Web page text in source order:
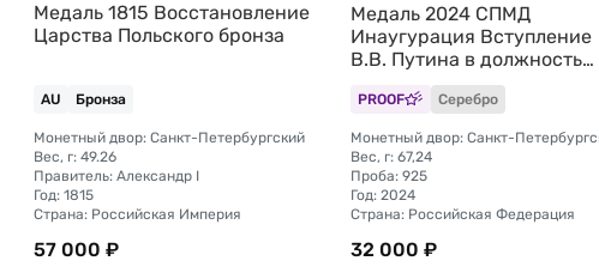
Медаль 1815 Восстановление
Царства Польского бронза
AU Бронза
Монетный двор: Санкт-Петербургский
Вес, г: 49.26
Правитель: Александр I
Год: 1815
Страна: Российская Империя
57 000 ₽
Медаль 2024 СПМД
Инаугурация Вступление
В.В. Путина в должность
президента России Москва
Кремль 7 мая
PROOF Серебро
Вес, г: 67,24
Проба: 925
Год: 2024
Страна: Российская Федерация
32 000 ₽